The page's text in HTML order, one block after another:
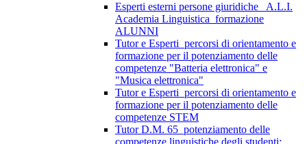
Esperti esterni persone giuridiche_ A.L.I.
Academia Linguistica_formazione
ALUNNI
Tutor e Esperti_percorsi di orientamento e
formazione per il potenziamento delle
competenze "Batteria elettronica" e
"Musica elettronica"
Tutor e Esperti_percorsi di orientamento e
formazione per il potenziamento delle
competenze STEM
Tutor D.M. 65_potenziamento delle